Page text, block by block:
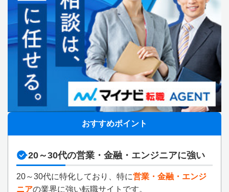
おすすめポイント
20～30代の営業・金融・エンジニアに強い
20～30代に特化しており、特に営業・金融・エンジ
ニアの業界に強い転職サイトです。